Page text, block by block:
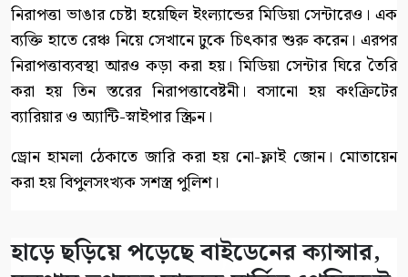
নিরাপত্তা ভাঙার চেষ্টা হয়েছিল ইংল্যান্ডের মিডিয়া সেন্টারেও। এক
ব্যক্তি হাতে রেঞ্চ নিয়ে সেখানে ঢুকে চিৎকার শুরু করেন। এরপর
নিরাপত্তাব্যবস্থা আরও কড়া করা হয়। মিডিয়া সেন্টার ঘিরে তৈরি
করা হয় তিন স্তরের নিরাপত্তাবেষ্টনী। বসানো হয় কংক্রিটের
ব্যারিয়ার ও অ্যান্টি-স্নাইপার স্ক্রিন।
ড্রোন হামলা ঠেকাতে জারি করা হয় নো-ফ্লাই জোন। মোতায়েন
করা হয় বিপুলসংখ্যক সশস্ত্র পুলিশ।
হাড়ে ছড়িয়ে পড়েছে বাইডেনের ক্যান্সার,